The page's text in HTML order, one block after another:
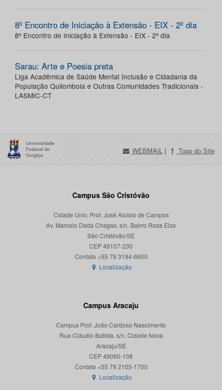
8º Encontro de Iniciação à Extensão - EIX - 2º dia
8º Encontro de Iniciação à Extensão - EIX - 2º dia
Sarau: Arte e Poesia preta
Liga Acadêmica de Saúde Mental Inclusão e Cidadania da
População Quilombola e Outras Comunidades Tradicionais -
LASMIC-CT
WEBMAIL | Topo do Site
Campus São Cristóvão
Cidade Univ. Prof. José Aloísio de Campos
Av. Marcelo Deda Chagas, s/n, Bairro Rosa Elze
São Cristóvão/SE
CEP 49107-230
Localização
Campus Aracaju
Campus Prof. João Cardoso Nascimento
Rua Cláudio Batista, s/n, Cidade Nova
Aracaju/SE
CEP 49060-108
Localização